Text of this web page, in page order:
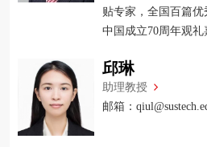
贴专家，全国百篇
中国成立70周年观礼
邱琳
助理教授
邮箱：